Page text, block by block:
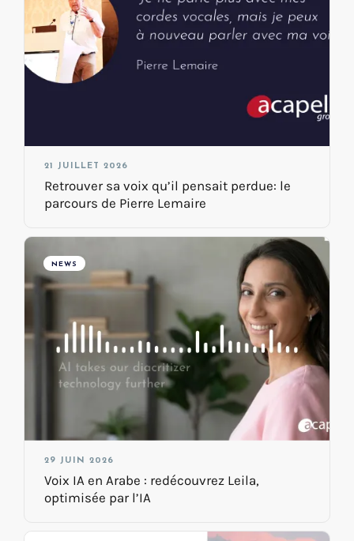
21 JUILLET 2026
Retrouver sa voix qu’il pensait perdue: le
parcours de Pierre Lemaire
NEWS
29 JUIN 2026
Voix IA en Arabe : redécouvrez Leila,
optimisée par l’IA